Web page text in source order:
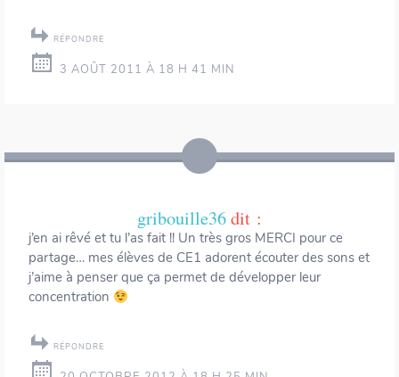
RÉPONDRE
3 AOÛT 2011 À 18 H 41 MIN
gribouille36dit :
j’en ai rêvé et tu l’as fait !! Un très gros MERCI pour ce
partage… mes élèves de CE1 adorent écouter des sons et
j’aime à penser que ça permet de développer leur
concentration
RÉPONDRE